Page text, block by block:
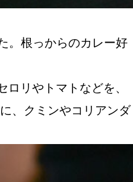
。根っからのカレー好
リやトマトなどを、
、クミンやコリアンダ